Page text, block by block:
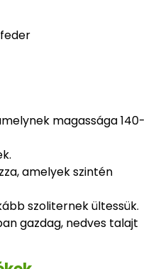
magassága 140-
amelyek szintén
szoliternek ültessük.
gazdag, nedves talajt